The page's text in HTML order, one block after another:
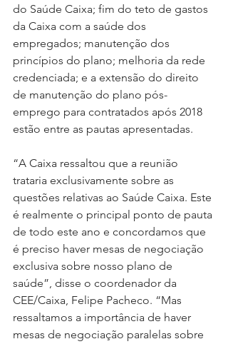
do Saúde Caixa; fim do teto de gastos
da Caixa com a saúde dos
empregados; manutenção dos
princípios do plano; melhoria da rede
credenciada; e a extensão do direito
de manutenção do plano pós-
emprego para contratados após 2018
estão entre as pautas apresentadas.
“A Caixa ressaltou que a reunião
trataria exclusivamente sobre as
questões relativas ao Saúde Caixa. Este
é realmente o principal ponto de pauta
de todo este ano e concordamos que
é preciso haver mesas de negociação
exclusiva sobre nosso plano de
saúde”, disse o coordenador da
CEE/Caixa, Felipe Pacheco. “Mas
ressaltamos a importância de haver
mesas de negociação paralelas sobre